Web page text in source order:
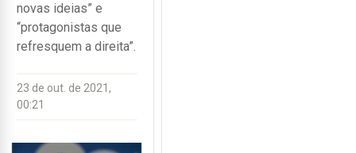
novas ideias” e
“protagonistas que
refresquem a direita”.
23 de out. de 2021,
00:21